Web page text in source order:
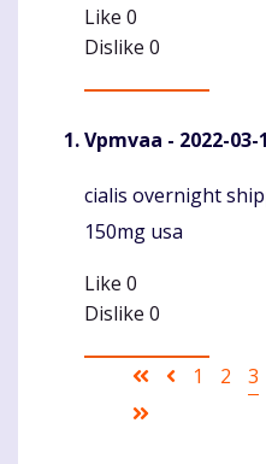
Like 0
Dislike 0
Vpmvaa - 2022-03-
Komentaras
cialis overnight
150mg usa
Like 0
Dislike 0
Pagination
First Ankstesnis
Puslapis
1 2 3